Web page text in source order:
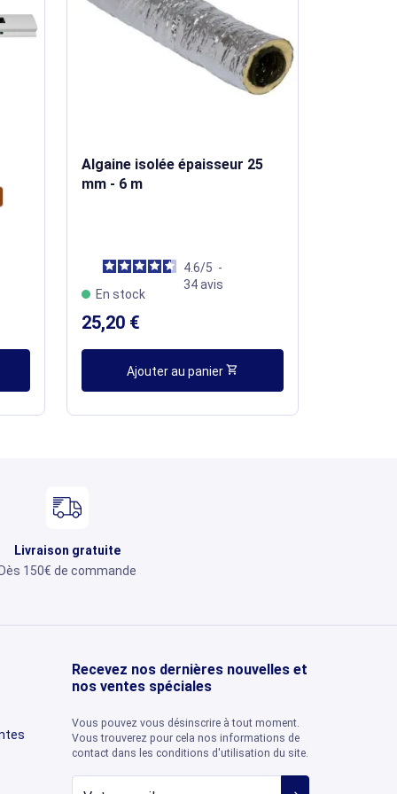
Algaine isolée épaisseur 25
mm - 6 m
4.6/5 -
34avis
En stock
25,20 €
Ajouter au panier shopping_cart
Livraison gratuite
Dès 150€ de commande
Recevez nos dernières nouvelles et
nos ventes spéciales
Vous pouvez vous désinscrire à tout moment.
Vous trouverez pour cela nos informations de
contact dans les conditions d'utilisation du site.